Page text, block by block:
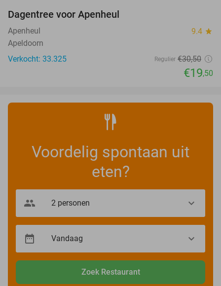
Dagentree voor Apenheul
Apenheul 9.4 star
Apeldoorn
Verkocht: 33.325
Regulier €30,50
€19,50
Voordelig spontaan uit
eten?
Zoek Restaurant